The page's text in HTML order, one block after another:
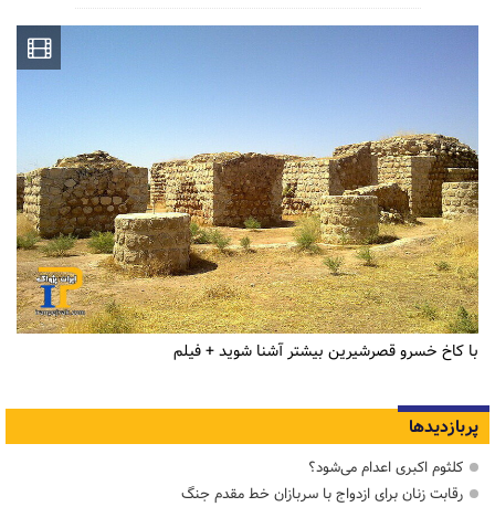
با کاخ خسرو قصرشیرین بیشتر آشنا شوید + فیلم
پربازدیدها
کلثوم اکبری اعدام می‌شود؟
رقابت زنان برای ازدواج با سربازان خط مقدم جنگ